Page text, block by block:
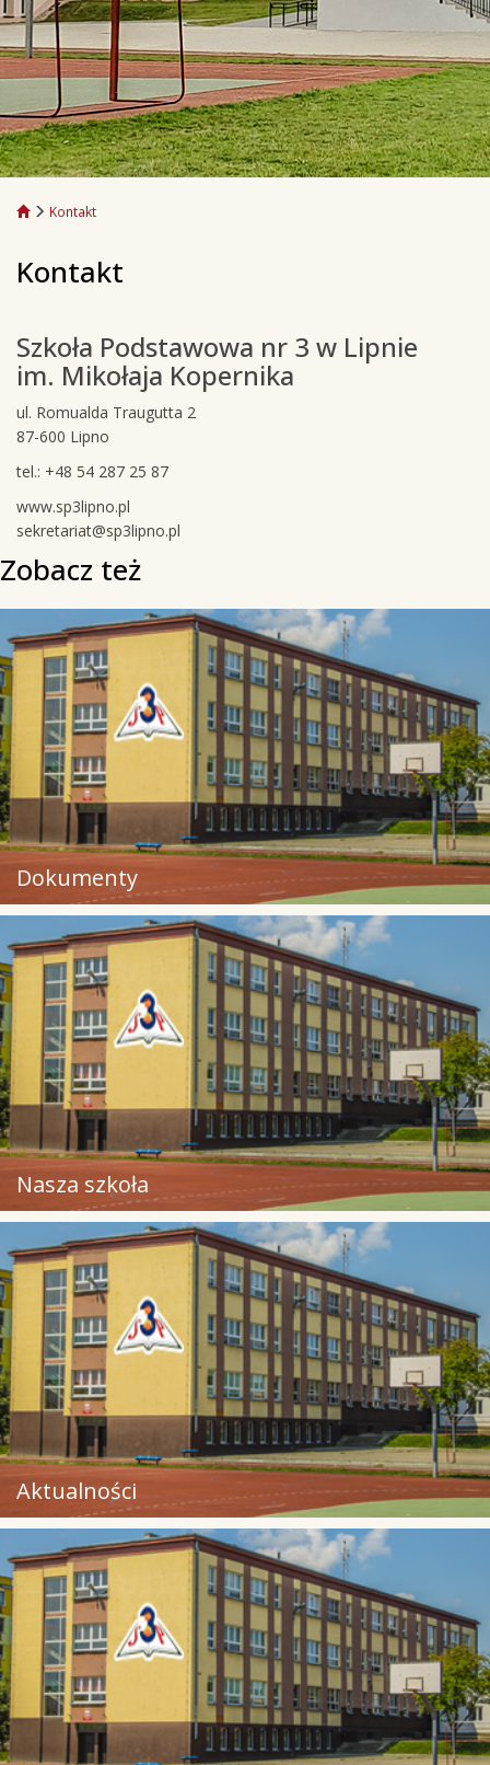
Kontakt
Kontakt
Szkoła Podstawowa nr 3 w Lipnie
im. Mikołaja Kopernika
ul. Romualda Traugutta 2
87-600 Lipno
tel.: +48 54 287 25 87
www.sp3lipno.pl
sekretariat@sp3lipno.pl
Zobacz też
Dokumenty
Nasza szkoła
Aktualności